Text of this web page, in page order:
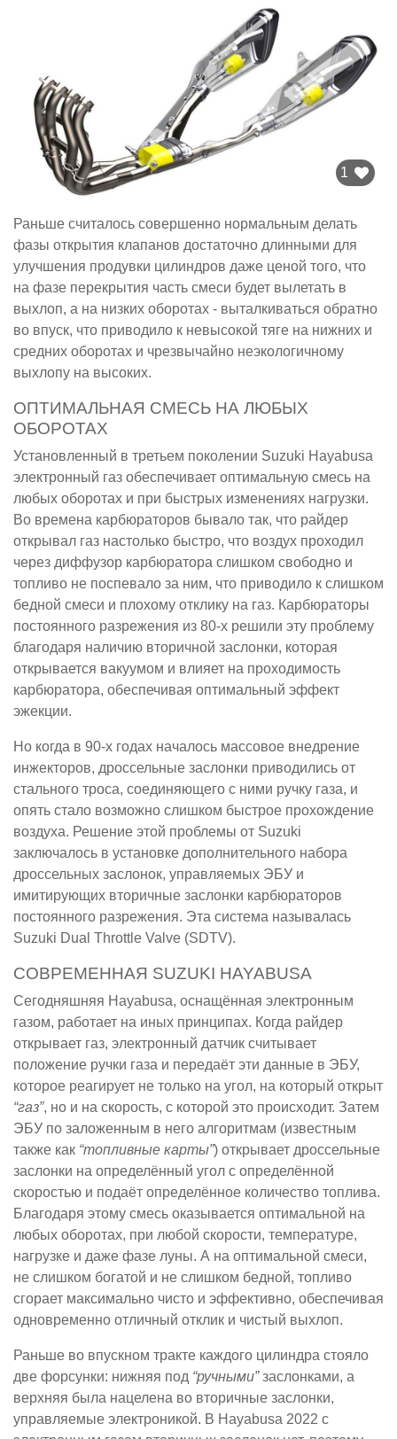
1
Раньше считалось совершенно нормальным делать
фазы открытия клапанов достаточно длинными для
улучшения продувки цилиндров даже ценой того, что
на фазе перекрытия часть смеси будет вылетать в
выхлоп, а на низких оборотах - выталкиваться обратно
во впуск, что приводило к невысокой тяге на нижних и
средних оборотах и чрезвычайно неэкологичному
выхлопу на высоких.
ОПТИМАЛЬНАЯ СМЕСЬ НА ЛЮБЫХ
ОБОРОТАХ
Установленный в третьем поколении Suzuki Hayabusa
электронный газ обеспечивает оптимальную смесь на
любых оборотах и при быстрых изменениях нагрузки.
Во времена карбюраторов бывало так, что райдер
открывал газ настолько быстро, что воздух проходил
через диффузор карбюратора слишком свободно и
топливо не поспевало за ним, что приводило к слишком
бедной смеси и плохому отклику на газ. Карбюраторы
постоянного разрежения из 80-х решили эту проблему
благодаря наличию вторичной заслонки, которая
открывается вакуумом и влияет на проходимость
карбюратора, обеспечивая оптимальный эффект
эжекции.
Но когда в 90-х годах началось массовое внедрение
инжекторов, дроссельные заслонки приводились от
стального троса, соединяющего с ними ручку газа, и
опять стало возможно слишком быстрое прохождение
воздуха. Решение этой проблемы от Suzuki
заключалось в установке дополнительного набора
дроссельных заслонок, управляемых ЭБУ и
имитирующих вторичные заслонки карбюраторов
постоянного разрежения. Эта система называлась
Suzuki Dual Throttle Valve (SDTV).
СОВРЕМЕННАЯ SUZUKI HAYABUSA
Сегодняшняя Hayabusa, оснащённая электронным
газом, работает на иных принципах. Когда райдер
открывает газ, электронный датчик считывает
положение ручки газа и передаёт эти данные в ЭБУ,
которое реагирует не только на угол, на который открыт
“газ”, но и на скорость, с которой это происходит. Затем
ЭБУ по заложенным в него алгоритмам (известным
также как “топливные карты”) открывает дроссельные
заслонки на определённый угол с определённой
скоростью и подаёт определённое количество топлива.
Благодаря этому смесь оказывается оптимальной на
любых оборотах, при любой скорости, температуре,
нагрузке и даже фазе луны. А на оптимальной смеси,
не слишком богатой и не слишком бедной, топливо
сгорает максимально чисто и эффективно, обеспечивая
одновременно отличный отклик и чистый выхлоп.
Раньше во впускном тракте каждого цилиндра стояло
две форсунки: нижняя под “ручными”заслонками, а
верхняя была нацелена во вторичные заслонки,
управляемые электроникой. В Hayabusa 2022 с